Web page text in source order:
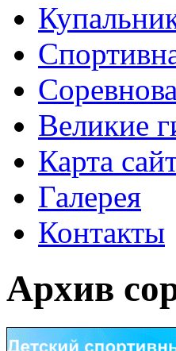
Великие
Карта
Галерея
Контакты
Архив